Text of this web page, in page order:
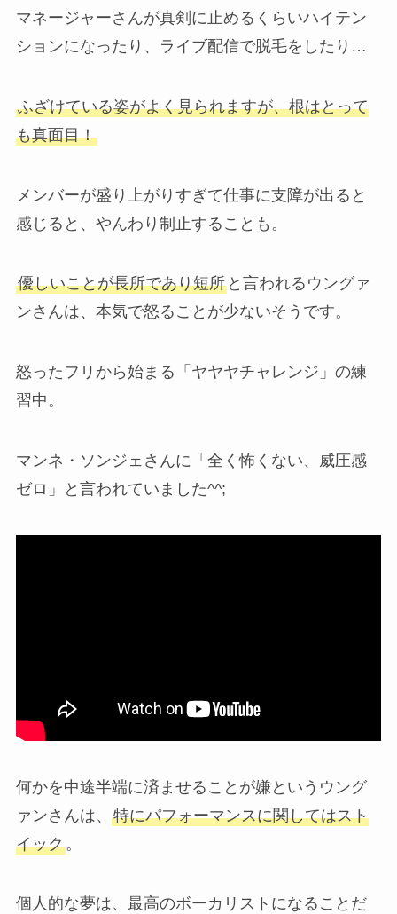
マネージャーさんが真剣に止めるくらいハイテン
ションになったり、ライブ配信で脱毛をしたり…
ふざけている姿がよく見られますが、根はとって
も真面目！
メンバーが盛り上がりすぎて仕事に支障が出ると
感じると、やんわり制止することも。
優しいことが長所であり短所と言われるウングァ
ンさんは、本気で怒ることが少ないそうです。
怒ったフリから始まる「ヤヤヤチャレンジ」の練
習中。
マンネ・ソンジェさんに「全く怖くない、威圧感
ゼロ」と言われていました^^;
何かを中途半端に済ませることが嫌というウング
ァンさんは、 特にパフォーマンスに関してはスト
イック。
個人的な夢は、最高のボーカリストになることだ